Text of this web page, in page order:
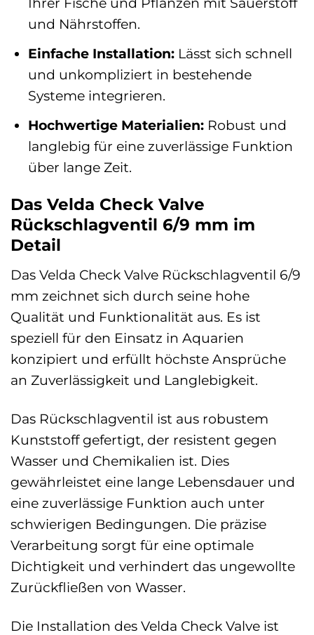
und Nährstoffen.
Einfache Installation:Lässt sich schnell
und unkompliziert in bestehende
Systeme integrieren.
Hochwertige Materialien:Robust und
langlebig für eine zuverlässige Funktion
über lange Zeit.
Das Velda Check Valve
Rückschlagventil 6/9 mm im
Detail
Das Velda Check Valve Rückschlagventil 6/9
mm zeichnet sich durch seine hohe
Qualität und Funktionalität aus. Es ist
speziell für den Einsatz in Aquarien
konzipiert und erfüllt höchste Ansprüche
an Zuverlässigkeit und Langlebigkeit.
Das Rückschlagventil ist aus robustem
Kunststoff gefertigt, der resistent gegen
Wasser und Chemikalien ist. Dies
gewährleistet eine lange Lebensdauer und
eine zuverlässige Funktion auch unter
schwierigen Bedingungen. Die präzise
Verarbeitung sorgt für eine optimale
Dichtigkeit und verhindert das ungewollte
Zurückfließen von Wasser.
Die Installation des Velda Check Valve ist